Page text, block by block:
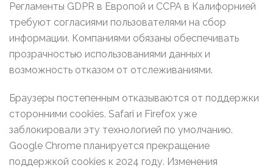
Регламенты GDPR в Европой и CCPA в Калифорнией
требуют согласиями пользователями на сбор
информации. Компаниями обязаны обеспечивать
прозрачностью использованиями данных и
возможность отказом от отслеживаниями.
Браузеры постепенным отказываются от поддержки
сторонними cookies. Safari и Firefox уже
заблокировали эту технологией по умолчанию.
Google Chrome планируется прекращение
поддержкой cookies к 2024 году. Изменения